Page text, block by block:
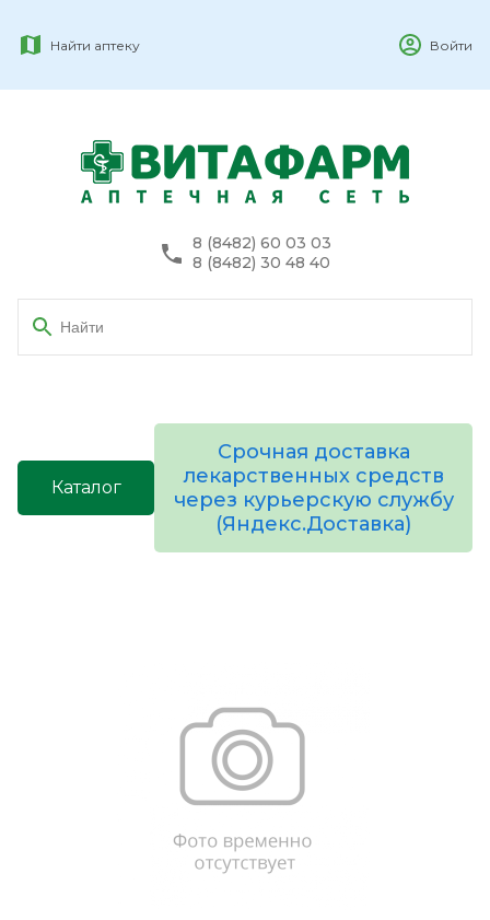
Найти аптеку Войти
8 (8482) 60 03 03
8 (8482) 30 48 40
Каталог
Срочная доставка
лекарственных средств
через курьерскую службу
(Яндекс.Доставка)